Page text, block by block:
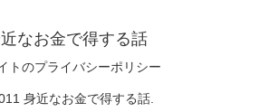
なお金で得する話
トのプライバシーポリシー
身近なお金で得する話.